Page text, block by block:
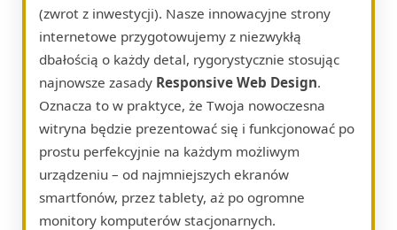
(zwrot z inwestycji). Nasze innowacyjne strony
internetowe przygotowujemy z niezwykłą
dbałością o każdy detal, rygorystycznie stosując
najnowsze zasady Responsive Web Design.
Oznacza to w praktyce, że Twoja nowoczesna
witryna będzie prezentować się i funkcjonować po
prostu perfekcyjnie na każdym możliwym
urządzeniu – od najmniejszych ekranów
smartfonów, przez tablety, aż po ogromne
monitory komputerów stacjonarnych.